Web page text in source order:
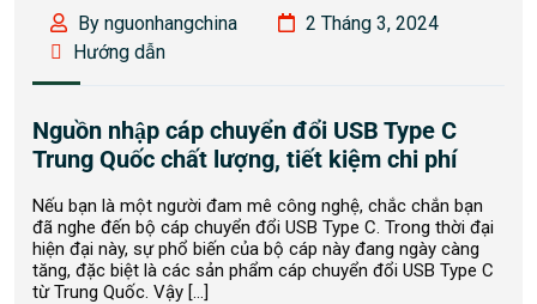
By nguonhangchina
2 Tháng 3, 2024
Hướng dẫn
Nguồn nhập cáp chuyển đổi USB Type C
Trung Quốc chất lượng, tiết kiệm chi phí
Nếu bạn là một người đam mê công nghệ, chắc chắn bạn
đã nghe đến bộ cáp chuyển đổi USB Type C. Trong thời đại
hiện đại này, sự phổ biến của bộ cáp này đang ngày càng
tăng, đặc biệt là các sản phẩm cáp chuyển đổi USB Type C
từ Trung Quốc. Vậy […]